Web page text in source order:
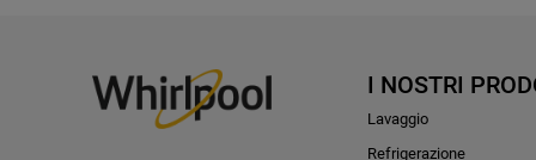
I NOSTRI
Lavaggio
Refrigerazione